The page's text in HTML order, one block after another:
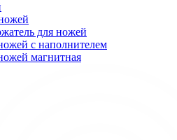
для ножей
с наполнителем
магнитная